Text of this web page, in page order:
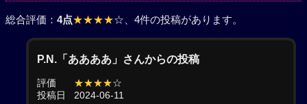
総合評価： 4点★★★★☆ 、4件の投稿があります。
P.N.「ああああ」さんからの投稿
評価 ★★★★☆
投稿日
2024-06-11